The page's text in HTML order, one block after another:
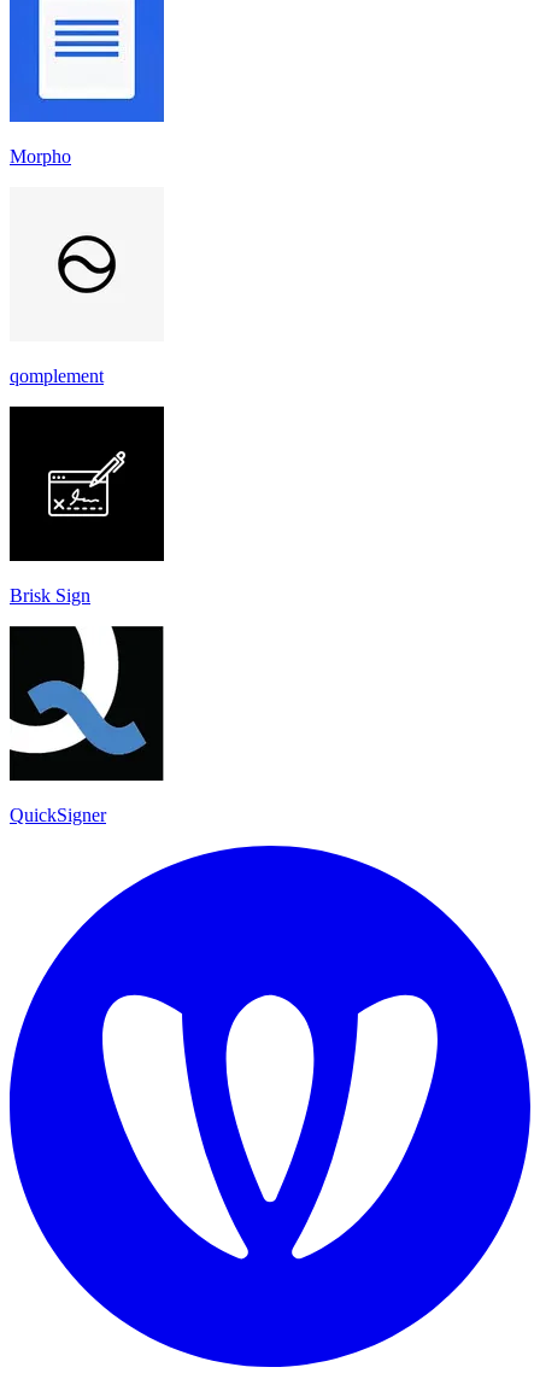
Morpho
qomplement
Brisk Sign
QuickSigner